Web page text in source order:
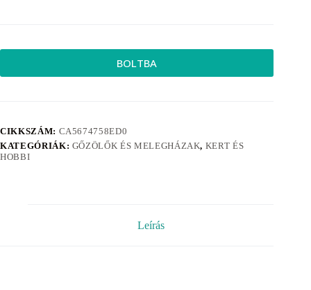
BOLTBA
CIKKSZÁM: CA5674758ED0
KATEGÓRIÁK: GŐZÖLŐK ÉS MELEGHÁZAK, KERT ÉS
HOBBI
Leírás